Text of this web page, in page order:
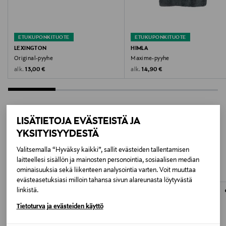
LISÄTIETOJA EVÄSTEISTÄ JA
YKSITYISYYDESTÄ
Valitsemalla “Hyväksy kaikki”, sallit evästeiden tallentamisen
laitteellesi sisällön ja mainosten personointia, sosiaalisen median
ominaisuuksia sekä liikenteen analysointia varten. Voit muuttaa
evästeasetuksiasi milloin tahansa sivun alareunasta löytyvästä
linkistä.
Tietoturva ja evästeiden käyttö
PINE
Valmistusmaa
Portugali
BA16161-00031-1532
Valmistaja
Himla AB
Valmistajan osoite
Himla AB, Kungsbroplan 3, 112 27 Stockholm, Sweden
ETUKUPONKITUOTE
LEXINGTON
Original-pyyhe
alk. Original Price
13,00 €
ETUKUPONKITUOTE
HIMLA
Maxime-pyyhe
alk. Original Price
14,90 €
LISÄÄ KIINNOSTAVIA
TUOTTEITA